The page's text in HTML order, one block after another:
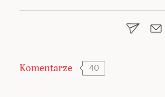
wpisu
Komentarze 40